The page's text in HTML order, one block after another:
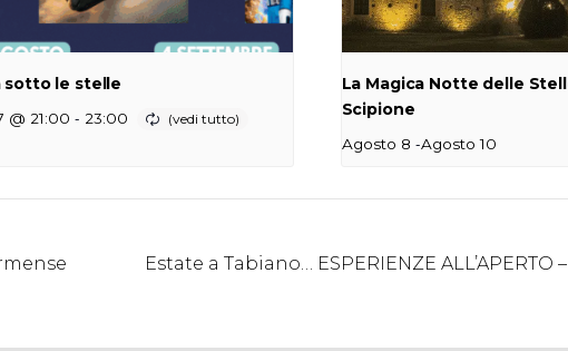
sotto le stelle
@ 21:00 - 23:00
La Magica Notte delle
Scipione
Agosto 8 -Agosto 10
Estate a Tabiano… ESPERIENZE ALL’APERTO